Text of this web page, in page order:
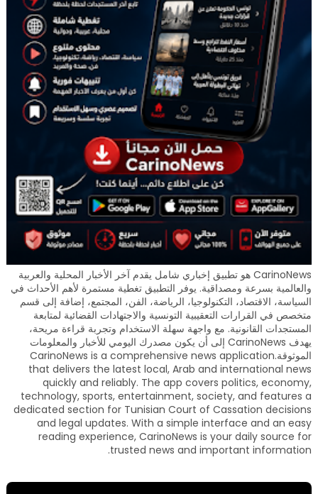
CarinoNews هو تطبيق إخباري شامل يقدم آخر الأخبار المحلية والعربية
والعالمية بسرعة ومصداقية. يوفر التطبيق تغطية مستمرة لأهم الأحداث في
السياسة، الاقتصاد، التكنولوجيا، الرياضة، الفن، المجتمع، إضافة إلى قسم
متخصص في القرارات التعقيبية التونسية والاجتهادات القضائية لمتابعة
المستجدات القانونية. مع واجهة سهلة الاستخدام وتجربة قراءة مريحة،
يهدف CarinoNews إلى أن يكون مصدرك اليومي للأخبار والمعلومات
الموثوقة.CarinoNews is a comprehensive news application
that delivers the latest local, Arab and international news
quickly and reliably. The app covers politics, economy,
technology, sports, entertainment, society, and features a
dedicated section for Tunisian Court of Cassation decisions
and legal updates. With a simple interface and an easy
reading experience, CarinoNews is your daily source for
trusted news and important information.